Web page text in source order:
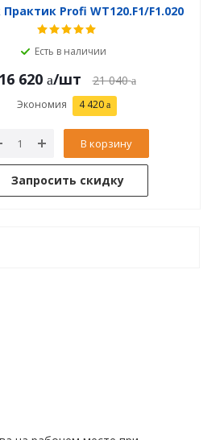
Profi WT120.F1/F1.020
Есть в наличии
16 620 /шт 21 040
Экономия 4 420
В корзину
Запросить скидку